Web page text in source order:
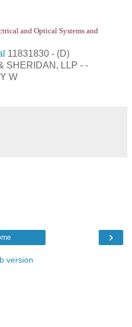
and Optical Systems and
11831830 - (D)
SHERIDAN, LLP - -
W
›
version